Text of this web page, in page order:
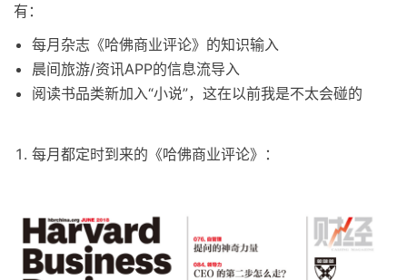
有：
每月杂志《哈佛商业评论》的知识输入
晨间旅游/资讯APP的信息流导入
阅读书品类新加入“小说”，这在以前我是不太会碰的
每月都定时到来的《哈佛商业评论》：